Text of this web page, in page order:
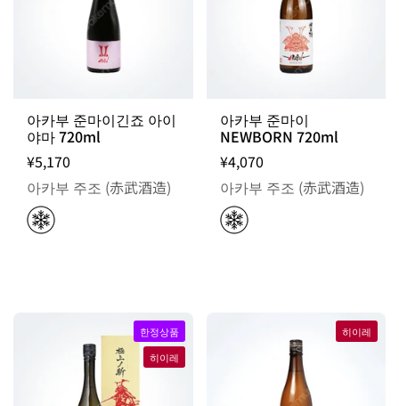
아카부 준마이긴죠 아이
야마 720ml
¥5,170
아카부 주조 (赤武酒造)
아카부 준마이
NEWBORN 720ml
¥4,070
아카부 주조 (赤武酒造)
한정상품
히이레
히이레